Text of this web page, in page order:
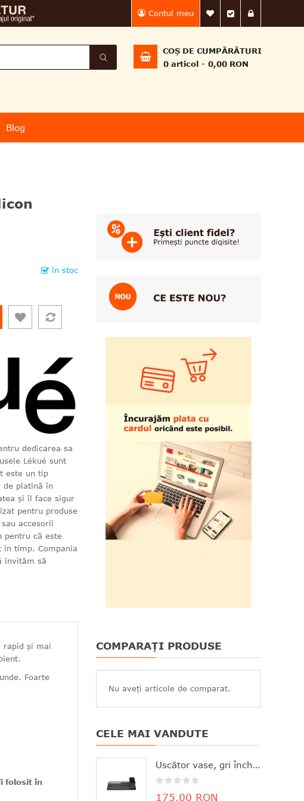
Contul meu Lista Mea de
Finalizează
COȘ DE CUMPĂRĂTURI
0 articol 0,00 RON
Blog
în stoc
dedicarea sa
Lékué sunt
este un tip
de platină în
și îl face sigur
pentru produse
accesorii
pentru că este
timp. Compania
invităm să
rapid și mai
Foarte
folosit în
COMPARAȚI PRODUSE
Nu aveți articole de comparat.
CELE MAI VANDUTE
Uscător vase, gri închis, aluminiu+plastic, 46.3x20x12.6 cm, Brabantia - 8710755117268
175,00 RON